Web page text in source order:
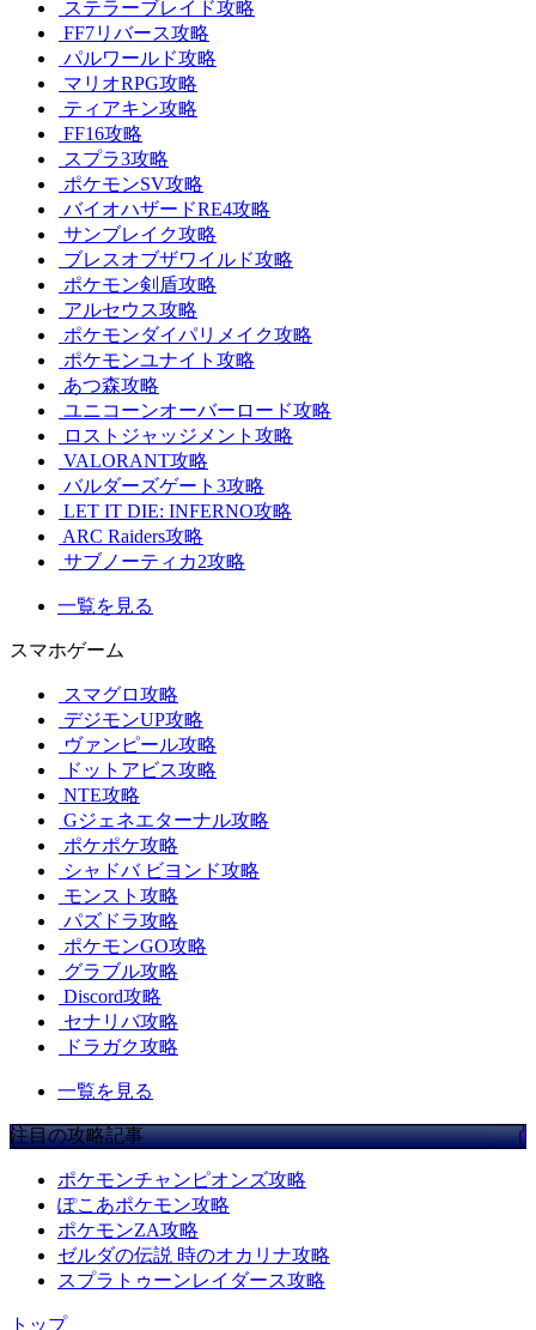
ステラーブレイド攻略
FF7リバース攻略
パルワールド攻略
マリオRPG攻略
ティアキン攻略
FF16攻略
スプラ3攻略
ポケモンSV攻略
バイオハザードRE4攻略
サンブレイク攻略
ブレスオブザワイルド攻略
ポケモン剣盾攻略
アルセウス攻略
ポケモンダイパリメイク攻略
ポケモンユナイト攻略
あつ森攻略
ユニコーンオーバーロード攻略
ロストジャッジメント攻略
VALORANT攻略
バルダーズゲート3攻略
LET IT DIE: INFERNO攻略
ARC Raiders攻略
サブノーティカ2攻略
一覧を見る
スマホゲーム
スマグロ攻略
デジモンUP攻略
ヴァンピール攻略
ドットアビス攻略
NTE攻略
Gジェネエターナル攻略
ポケポケ攻略
シャドバ ビヨンド攻略
モンスト攻略
パズドラ攻略
ポケモンGO攻略
グラブル攻略
Discord攻略
セナリバ攻略
ドラガク攻略
一覧を見る
注目の攻略記事
ポケモンチャンピオンズ攻略
ぽこあポケモン攻略
ポケモンZA攻略
ゼルダの伝説 時のオカリナ攻略
スプラトゥーンレイダース攻略
トップ